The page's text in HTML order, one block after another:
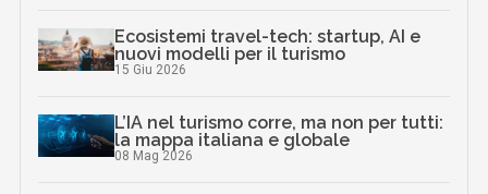
Ecosistemi travel-tech: startup, AI e
nuovi modelli per il turismo
15 Giu 2026
L’IA nel turismo corre, ma non per tutti:
la mappa italiana e globale
08 Mag 2026